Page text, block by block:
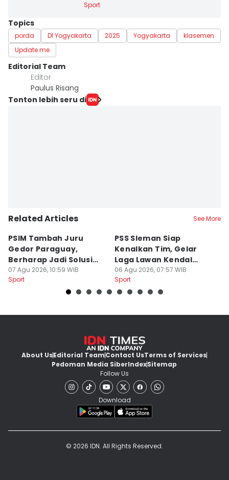
Sport
Topics
porda DI Yogyakarta 2025 Yogyakarta
klasemen
Update me
Editorial Team
Editor
Paulus Risang
Tonton lebih seru di
Related Articles See More
PSIM Tambah Juru
Gedor Paraguay,
Berharap Jadi Solusi
Minimnya Pencetak Gol
07 Agu 2026, 10:59 WIB
Sport
PSS Sleman Siap
Kenalkan Tim, Gelar
Laga Lawan Kendal
Tornado FC
06 Agu 2026, 07:57 WIB
Sport
About UsEditorial TeamContact UsTerms of Services
Pedoman Media SiberIndexSitemap
Follow Us
Download
© 2026 IDN. All Rights Reserved.